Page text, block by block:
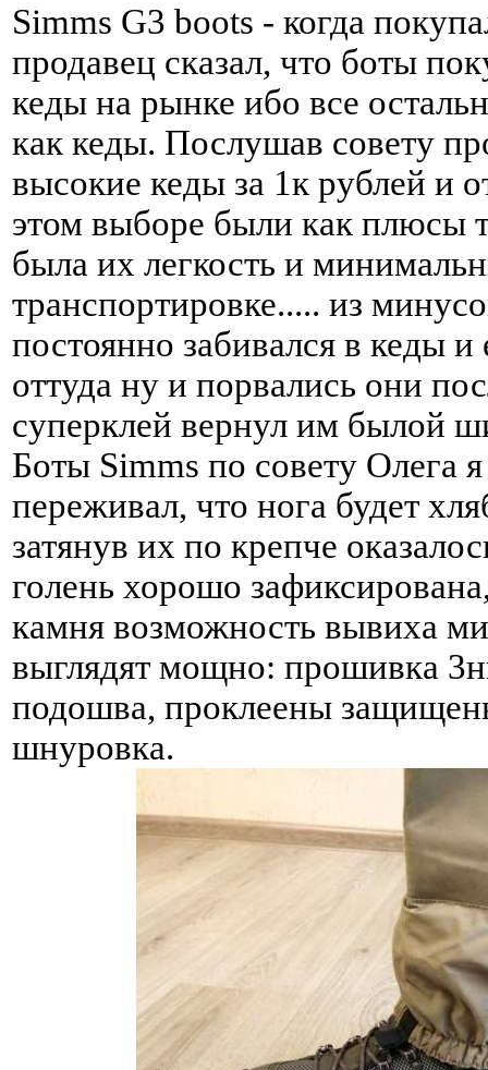
Simms G3 boots - когда
продавец сказал, что боты
кеды на рынке ибо все
как кеды. Послушав совету
высокие кеды за 1к рублей и
этом выборе были как плюсы
была их легкость и
транспортировке..... из
постоянно забивался в кеды
оттуда ну и порвались они
суперклей вернул им былой
Боты Simms по совету Олега
переживал, что нога будет
затянув их по крепче
голень хорошо
камня возможность вывиха
выглядят мощно: прошивка
подошва, проклеены
шнуровка.